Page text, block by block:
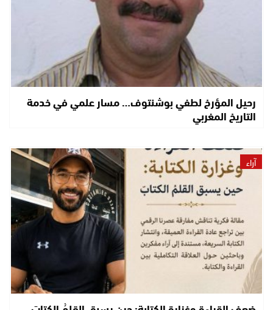
رحيل المؤرخ لطفي بوشنتوف… مسار علمي في خدمة
التاريخ المغربي
آراء